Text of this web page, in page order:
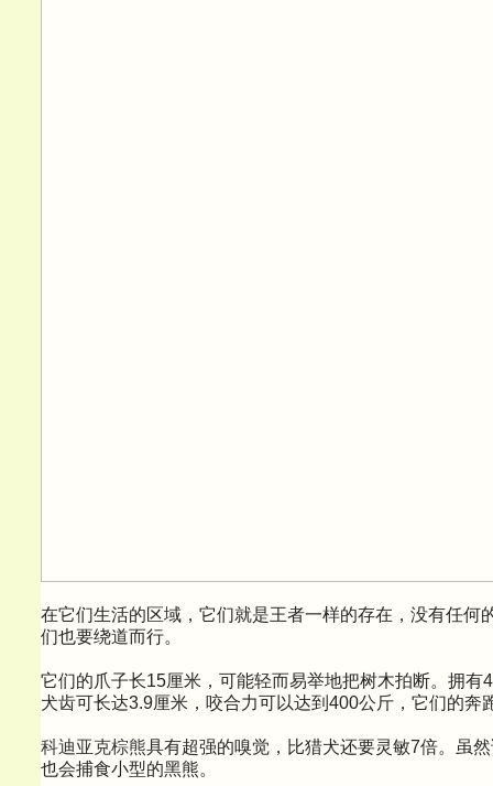
在它们生活的区域，它们就是王者一样的存在，没有任何
们也要绕道而行。
它们的爪子长15厘米，可能轻而易举地把树木拍断。拥有
犬齿可长达3.9厘米，咬合力可以达到400公斤，它们的奔
科迪亚克棕熊具有超强的嗅觉，比猎犬还要灵敏7倍。虽
也会捕食小型的黑熊。